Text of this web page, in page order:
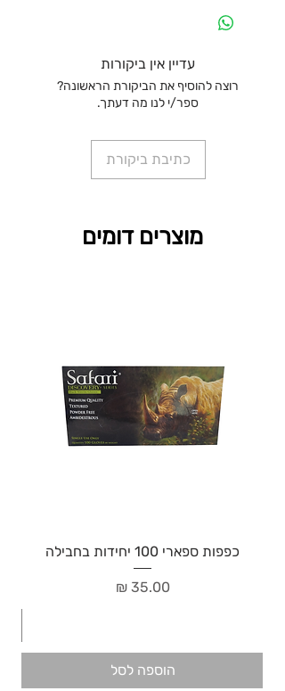
עדיין אין ביקורות
רוצה להוסיף את הביקורת הראשונה?
ספר/י לנו מה דעתך.
כתיבת ביקורת
מוצרים דומים
כפפות ספארי 100 יחידות בחבילה
מחיר‏35.00 ‏₪
הוספה לסל